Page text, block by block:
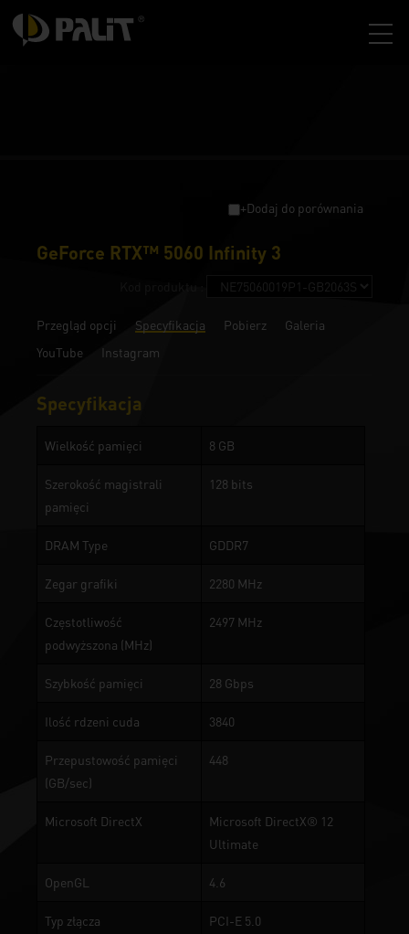
+Dodaj do porównania
GeForce RTX™ 5060 Infinity 3
Przegląd opcji Specyfikacja Pobierz
Galeria
YouTube
Instagram
Specyfikacja
Wielkość pamięci 8 GB
Szerokość magistrali
pamięci
128 bits
DRAM Type GDDR7
Zegar grafiki 2280 MHz
Częstotliwość
podwyższona (MHz)
2497 MHz
Szybkość pamięci 28 Gbps
Ilość rdzeni cuda 3840
Przepustowość pamięci
(GB/sec)
448
Microsoft DirectX
Microsoft DirectX® 12
Ultimate
OpenGL 4.6
Typ złącza PCI-E 5.0